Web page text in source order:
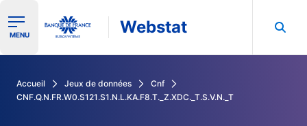
Ouvrir le menu de navigation
MENU Webstat
Accueil Jeux de données
Cnf
CNF.Q.N.FR.W0.S121.S1.N.L.KA.F8.T._Z.XDC._T.S.V.N._T